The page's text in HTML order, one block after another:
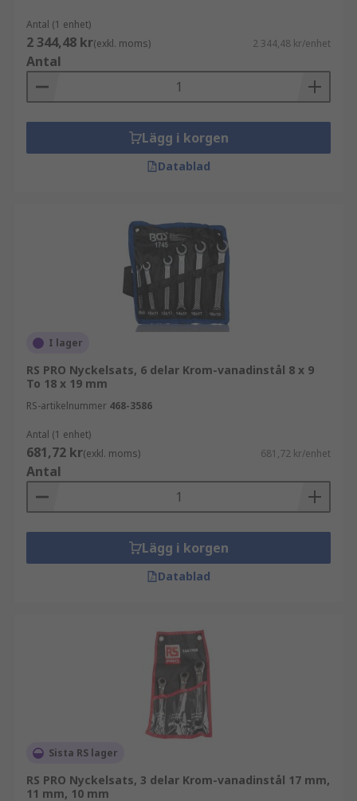
Antal (1 enhet)
2 344,48 kr(exkl. moms) 2 344,48 kr/enhet
Antal
Lägg i korgen
Datablad
I lager
RS PRO Nyckelsats, 6 delar Krom-vanadinstål 8 x 9
To 18 x 19 mm
RS-artikelnummer 468-3586
Antal (1 enhet)
681,72 kr(exkl. moms) 681,72 kr/enhet
Antal
Lägg i korgen
Datablad
Sista RS lager
RS PRO Nyckelsats, 3 delar Krom-vanadinstål 17 mm,
11 mm, 10 mm